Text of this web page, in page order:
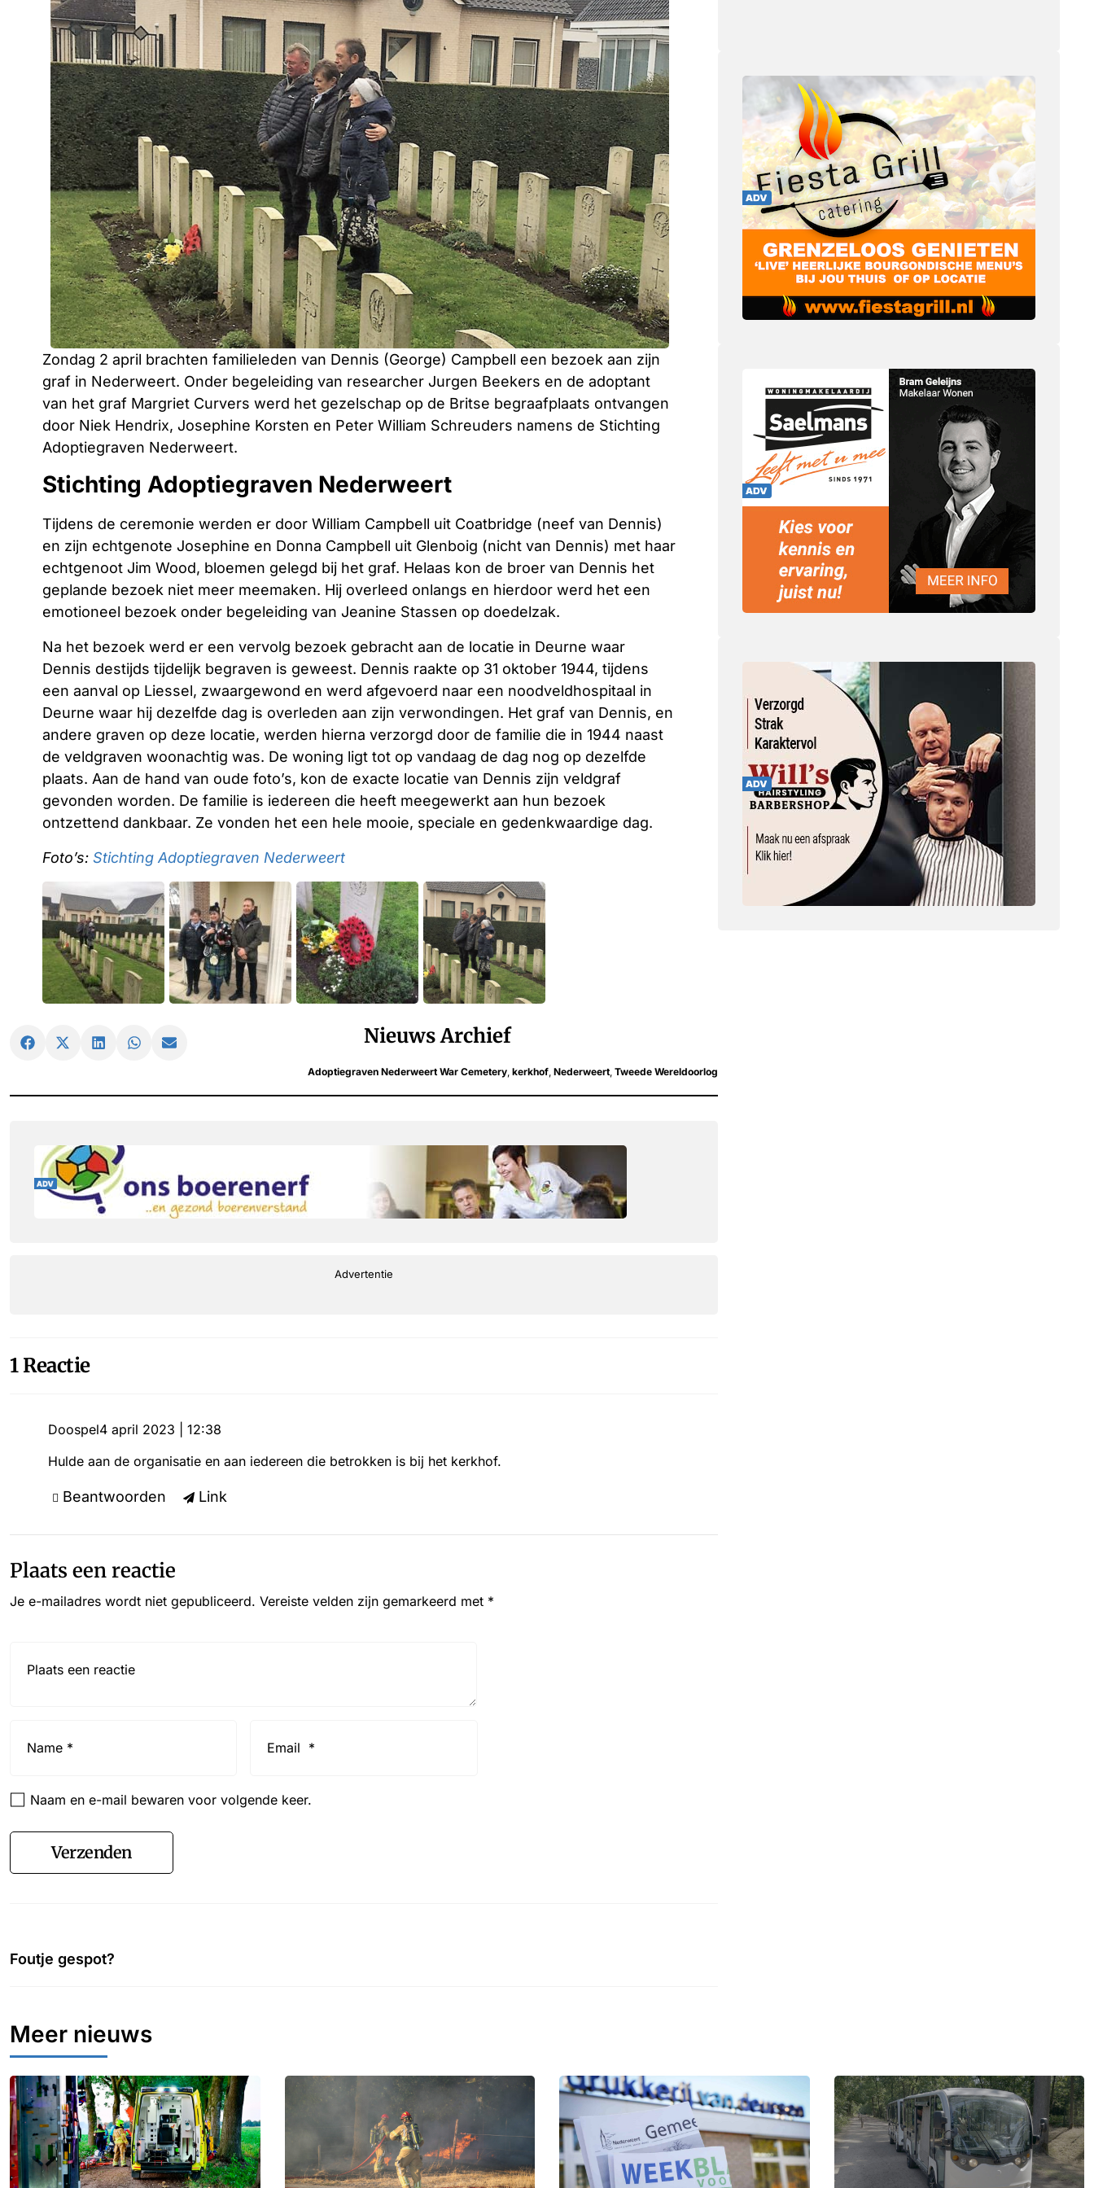
Zondag 2 april brachten familieleden van Dennis (George) Campbell een bezoek aan zijn
graf in Nederweert. Onder begeleiding van researcher Jurgen Beekers en de adoptant
van het graf Margriet Curvers werd het gezelschap op de Britse begraafplaats ontvangen
door Niek Hendrix, Josephine Korsten en Peter William Schreuders namens de Stichting
Adoptiegraven Nederweert.
Stichting Adoptiegraven Nederweert
Tijdens de ceremonie werden er door William Campbell uit Coatbridge (neef van Dennis)
en zijn echtgenote Josephine en Donna Campbell uit Glenboig (nicht van Dennis) met haar
echtgenoot Jim Wood, bloemen gelegd bij het graf. Helaas kon de broer van Dennis het
geplande bezoek niet meer meemaken. Hij overleed onlangs en hierdoor werd het een
emotioneel bezoek onder begeleiding van Jeanine Stassen op doedelzak.
Na het bezoek werd er een vervolg bezoek gebracht aan de locatie in Deurne waar
Dennis destijds tijdelijk begraven is geweest. Dennis raakte op 31 oktober 1944, tijdens
een aanval op Liessel, zwaargewond en werd afgevoerd naar een noodveldhospitaal in
Deurne waar hij dezelfde dag is overleden aan zijn verwondingen. Het graf van Dennis, en
andere graven op deze locatie, werden hierna verzorgd door de familie die in 1944 naast
de veldgraven woonachtig was. De woning ligt tot op vandaag de dag nog op dezelfde
plaats. Aan de hand van oude foto’s, kon de exacte locatie van Dennis zijn veldgraf
gevonden worden. De familie is iedereen die heeft meegewerkt aan hun bezoek
ontzettend dankbaar. Ze vonden het een hele mooie, speciale en gedenkwaardige dag.
Foto’s: Stichting Adoptiegraven Nederweert
Nieuws Archief
Adoptiegraven Nederweert War Cemetery kerkhof Nederweert Tweede Wereldoorlog
Advertentie
1 Reactie
Doospel4 april 2023 | 12:38
Hulde aan de organisatie en aan iedereen die betrokken is bij het kerkhof.
Beantwoorden Link
Plaats een reactie
Je e-mailadres wordt niet gepubliceerd. Vereiste velden zijn gemarkeerd met *
Naam en e-mail bewaren voor volgende keer.
Verzenden
Foutje gespot?
Meer nieuws